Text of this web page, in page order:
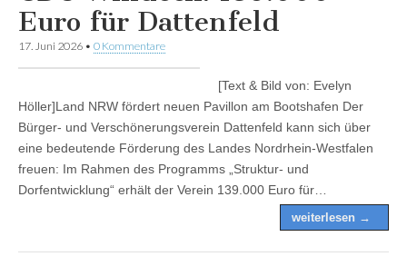
Euro für Dattenfeld
17. Juni 2026 • 0 Kommentare
[Text & Bild von: Evelyn
Höller]Land NRW fördert neuen Pavillon am Bootshafen Der
Bürger- und Verschönerungsverein Dattenfeld kann sich über
eine bedeutende Förderung des Landes Nordrhein-Westfalen
freuen: Im Rahmen des Programms „Struktur- und
Dorfentwicklung“ erhält der Verein 139.000 Euro für…
weiterlesen →